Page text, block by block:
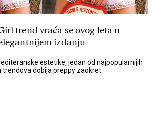
trend vraća se ovog leta u
izdanju
estetike, jedan od najpopularnijih
trendova dobija preppy zaokret